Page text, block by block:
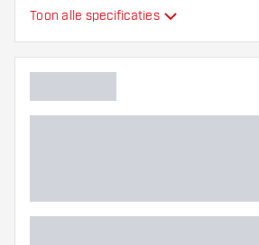
Dart speler
Toon alle specificaties